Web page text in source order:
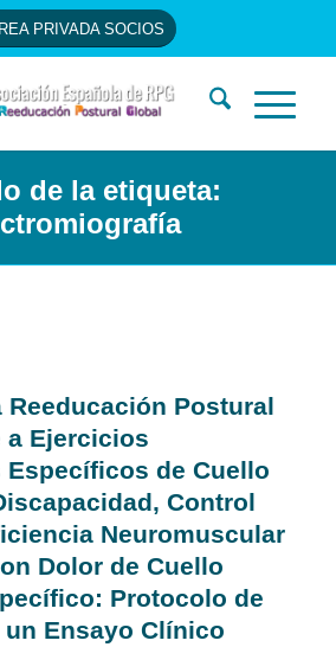
PRIVADA SOCIOS
de la etiqueta:
Reeducación Postural
a Ejercicios
Específicos de Cuello
Control
Neuromuscular
Dolor de Cuello
Protocolo de
Ensayo Clínico